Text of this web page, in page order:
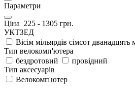
Параметри
Ціна 225 - 1305 грн.
УКТЗЕД
Вісім мільярдів сімсот дванадцять
Тип велокомп'ютера
бездротовий
провідний
Тип аксесуарів
Велокомп'ютер